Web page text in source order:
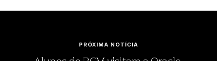
PRÓXIMA NOTÍCIA